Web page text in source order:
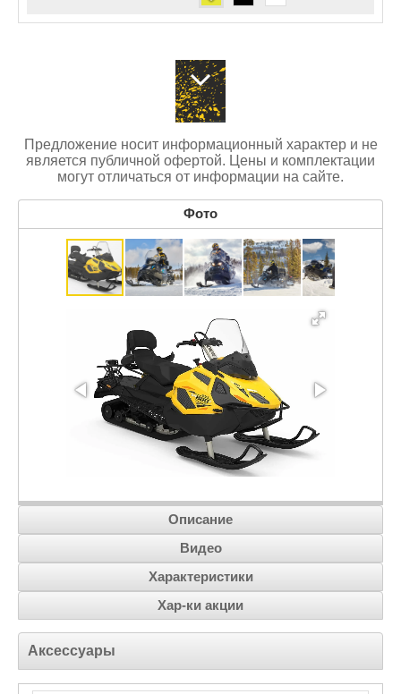
Предложение носит информационный характер и не
является публичной офертой. Цены и комплектации
могут отличаться от информации на сайте.
Фото
Описание
Видео
Характеристики
Хар-ки акции
Аксессуары